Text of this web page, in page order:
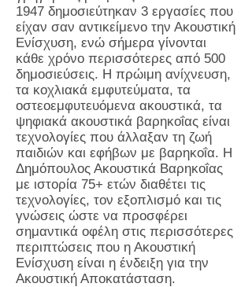
1947 δημοσιεύτηκαν 3 εργασίες που
είχαν σαν αντικείμενο την Ακουστική
Ενίσχυση, ενώ σήμερα γίνονται
κάθε χρόνο περισσότερες από 500
δημοσιεύσεις. Η πρώιμη ανίχνευση,
τα κοχλιακά εμφυτεύματα, τα
οστεοεμφυτευόμενα ακουστικά, τα
ψηφιακά ακουστικά βαρηκοΐας είναι
τεχνολογίες που άλλαξαν τη ζωή
παιδιών και εφήβων με βαρηκοΐα. Η
Δημόπουλος Ακουστικά Βαρηκοΐας
με ιστορία 75+ ετών διαθέτει τις
τεχνολογίες, τον εξοπλισμό και τις
γνώσεις ώστε να προσφέρει
σημαντικά οφέλη στις περισσότερες
περιπτώσεις που η Ακουστική
Ενίσχυση είναι η ένδειξη για την
Ακουστική Αποκατάσταση.